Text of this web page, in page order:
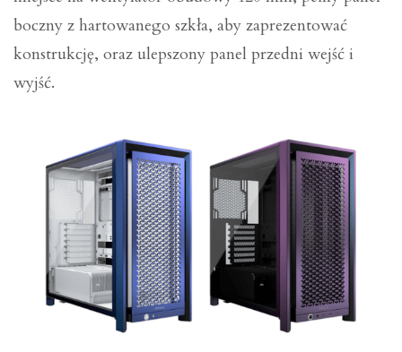
boczny z hartowanego szkła, aby zaprezentować
konstrukcję, oraz ulepszony panel przedni wejść i
wyjść.